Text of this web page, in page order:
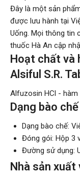
Đây là một sản
được lưu hành tại
Uống. Mọi thông tin
thuốc Hà An cập
Hoạt chất và
Alsiful S.R.
Alfuzosin HCl -
Dạng bào
Dạng bào chế:
Đóng gói: Hộp 3
Đường sử dụng:
Nhà sản xuất